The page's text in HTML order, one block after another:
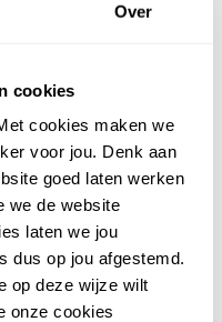
Over
cookies
cookies maken we
voor jou. Denk aan
goed laten werken
we de website
laten we jou
dus op jou afgestemd.
op deze wijze wilt
onze cookies